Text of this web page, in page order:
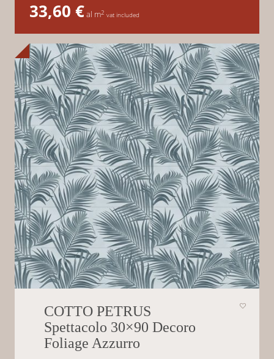
33,60 €al m2 vat included
COTTO PETRUS
Spettacolo 30×90 Decoro
Foliage Azzurro